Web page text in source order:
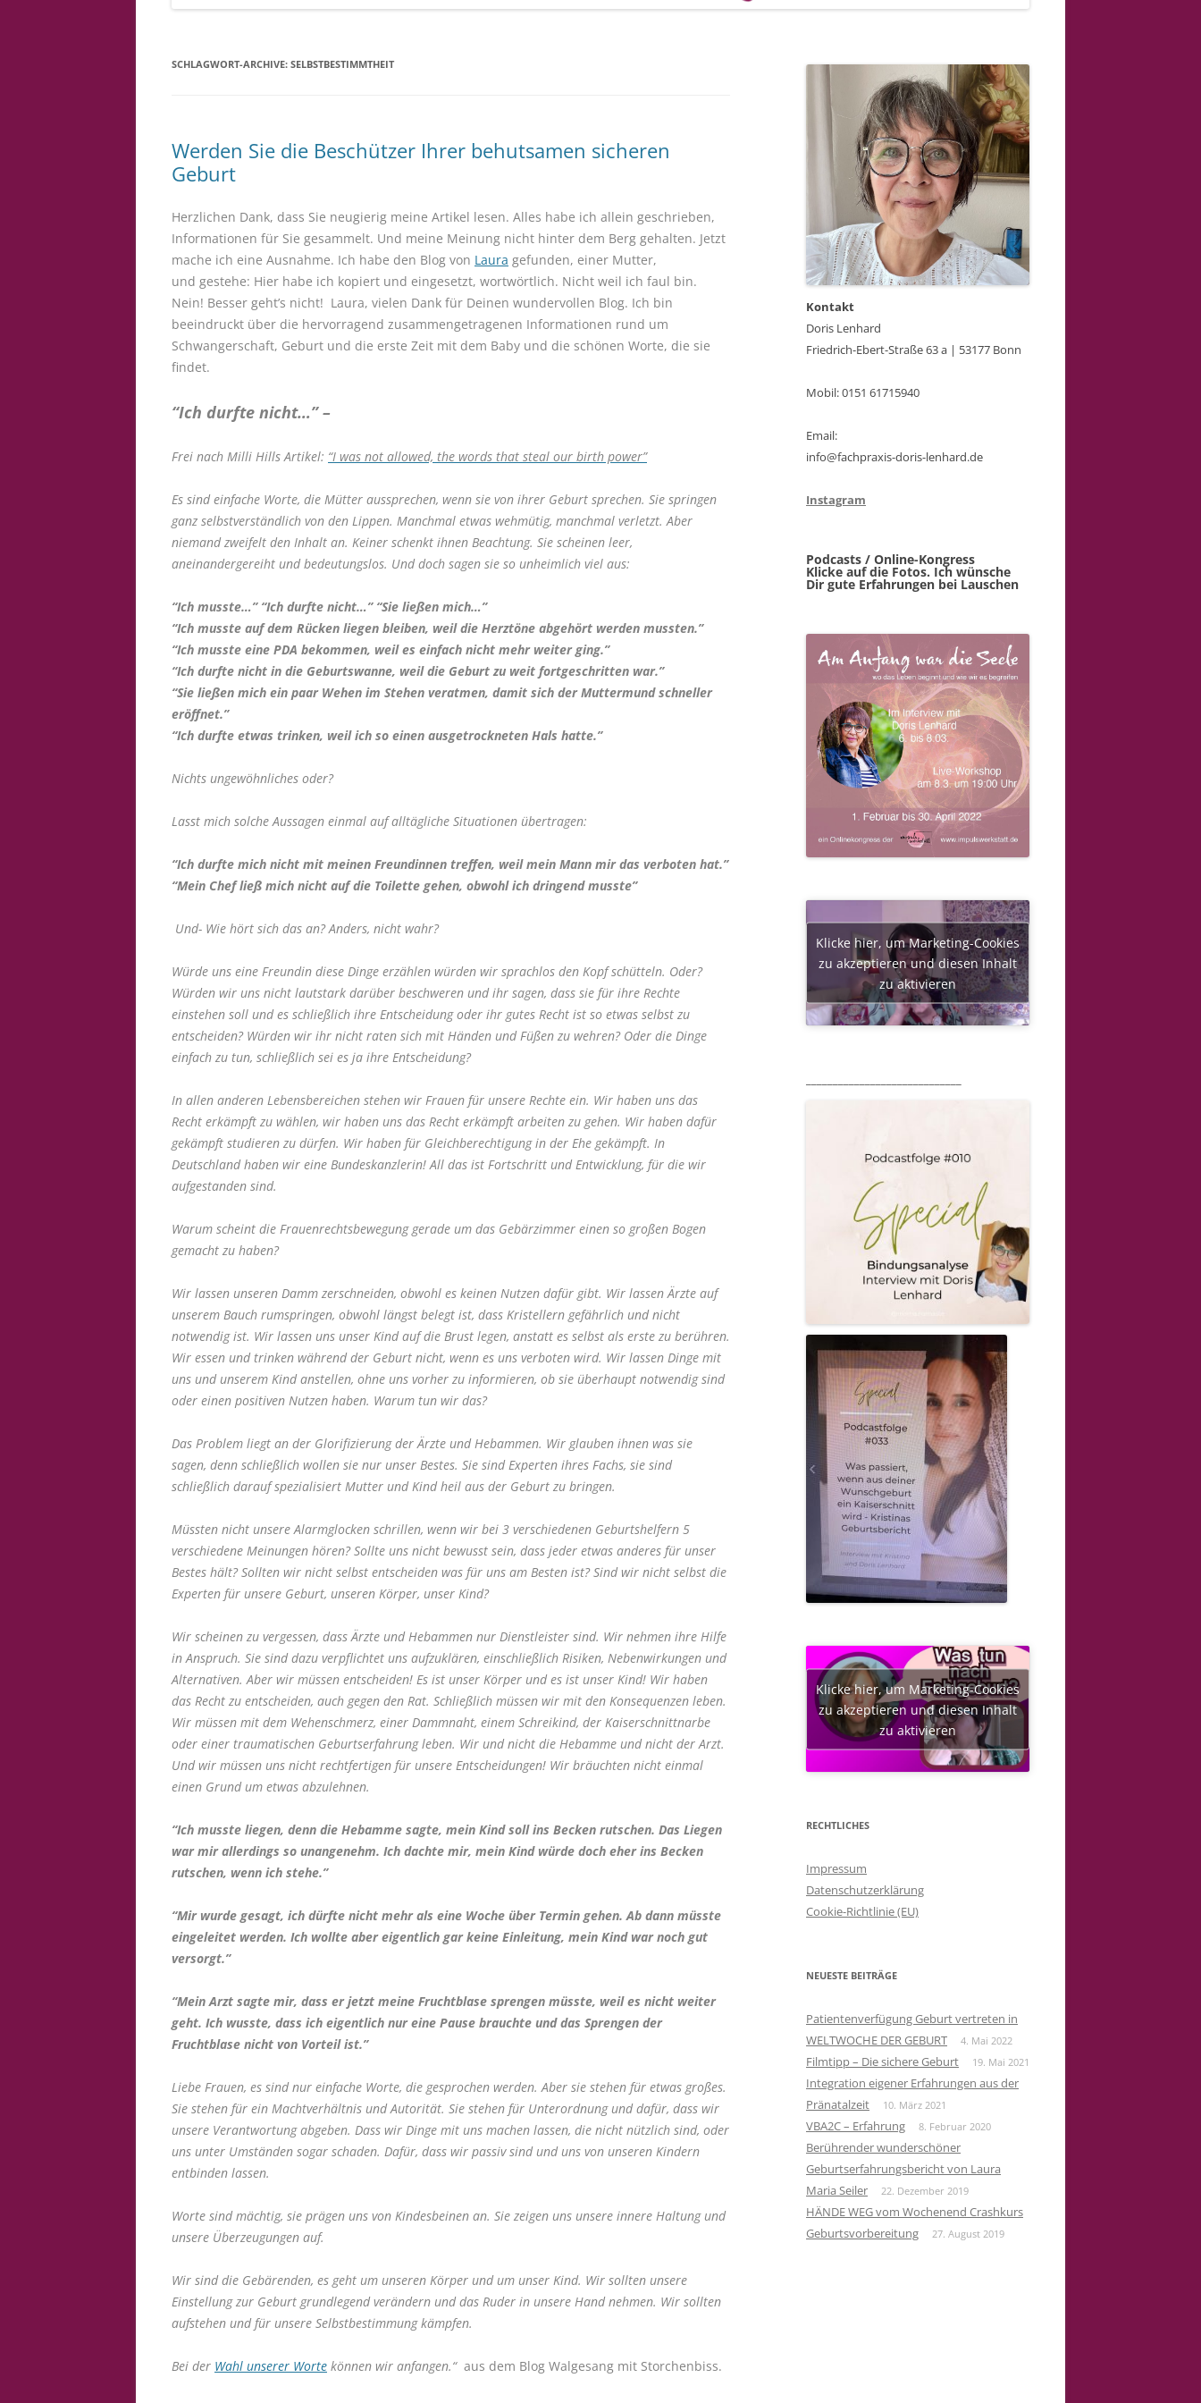
SCHLAGWORT-ARCHIVE: SELBSTBESTIMMTHEIT
Werden Sie die Beschützer Ihrer behutsamen sicheren
Geburt
Herzlichen Dank, dass Sie neugierig meine Artikel lesen. Alles habe ich allein geschrieben,
Informationen für Sie gesammelt. Und meine Meinung nicht hinter dem Berg gehalten. Jetzt
mache ich eine Ausnahme. Ich habe den Blog von Laura gefunden, einer Mutter,
und gestehe: Hier habe ich kopiert und eingesetzt, wortwörtlich. Nicht weil ich faul bin.
Nein! Besser geht’s nicht! Laura, vielen Dank für Deinen wundervollen Blog. Ich bin
beeindruckt über die hervorragend zusammengetragenen Informationen rund um
Schwangerschaft, Geburt und die erste Zeit mit dem Baby und die schönen Worte, die sie
findet.
“Ich durfte nicht…” –
Frei nach Milli Hills Artikel: “I was not allowed, the words that steal our birth power”
Es sind einfache Worte, die Mütter aussprechen, wenn sie von ihrer Geburt sprechen. Sie springen
ganz selbstverständlich von den Lippen. Manchmal etwas wehmütig, manchmal verletzt. Aber
niemand zweifelt den Inhalt an. Keiner schenkt ihnen Beachtung. Sie scheinen leer,
aneinandergereiht und bedeutungslos. Und doch sagen sie so unheimlich viel aus:
“Ich musste…” “Ich durfte nicht…” “Sie ließen mich…”
“Ich musste auf dem Rücken liegen bleiben, weil die Herztöne abgehört werden mussten.”
“Ich musste eine PDA bekommen, weil es einfach nicht mehr weiter ging.”
“Ich durfte nicht in die Geburtswanne, weil die Geburt zu weit fortgeschritten war.”
“Sie ließen mich ein paar Wehen im Stehen veratmen, damit sich der Muttermund schneller
eröffnet.”
“Ich durfte etwas trinken, weil ich so einen ausgetrockneten Hals hatte.”
Nichts ungewöhnliches oder?
Lasst mich solche Aussagen einmal auf alltägliche Situationen übertragen:
“Ich durfte mich nicht mit meinen Freundinnen treffen, weil mein Mann mir das verboten hat.”
“Mein Chef ließ mich nicht auf die Toilette gehen, obwohl ich dringend musste”
Und- Wie hört sich das an? Anders, nicht wahr?
Würde uns eine Freundin diese Dinge erzählen würden wir sprachlos den Kopf schütteln. Oder?
Würden wir uns nicht lautstark darüber beschweren und ihr sagen, dass sie für ihre Rechte
einstehen soll und es schließlich ihre Entscheidung oder ihr gutes Recht ist so etwas selbst zu
entscheiden? Würden wir ihr nicht raten sich mit Händen und Füßen zu wehren? Oder die Dinge
einfach zu tun, schließlich sei es ja ihre Entscheidung?
In allen anderen Lebensbereichen stehen wir Frauen für unsere Rechte ein. Wir haben uns das
Recht erkämpft zu wählen, wir haben uns das Recht erkämpft arbeiten zu gehen. Wir haben dafür
gekämpft studieren zu dürfen. Wir haben für Gleichberechtigung in der Ehe gekämpft. In
Deutschland haben wir eine Bundeskanzlerin! All das ist Fortschritt und Entwicklung, für die wir
aufgestanden sind.
Warum scheint die Frauenrechtsbewegung gerade um das Gebärzimmer einen so großen Bogen
gemacht zu haben?
Wir lassen unseren Damm zerschneiden, obwohl es keinen Nutzen dafür gibt. Wir lassen Ärzte auf
unserem Bauch rumspringen, obwohl längst belegt ist, dass Kristellern gefährlich und nicht
notwendig ist. Wir lassen uns unser Kind auf die Brust legen, anstatt es selbst als erste zu berühren.
Wir essen und trinken während der Geburt nicht, wenn es uns verboten wird. Wir lassen Dinge mit
uns und unserem Kind anstellen, ohne uns vorher zu informieren, ob sie überhaupt notwendig sind
oder einen positiven Nutzen haben. Warum tun wir das?
Das Problem liegt an der Glorifizierung der Ärzte und Hebammen. Wir glauben ihnen was sie
sagen, denn schließlich wollen sie nur unser Bestes. Sie sind Experten ihres Fachs, sie sind
schließlich darauf spezialisiert Mutter und Kind heil aus der Geburt zu bringen.
Müssten nicht unsere Alarmglocken schrillen, wenn wir bei 3 verschiedenen Geburtshelfern 5
verschiedene Meinungen hören? Sollte uns nicht bewusst sein, dass jeder etwas anderes für unser
Bestes hält? Sollten wir nicht selbst entscheiden was für uns am Besten ist? Sind wir nicht selbst die
Experten für unsere Geburt, unseren Körper, unser Kind?
Wir scheinen zu vergessen, dass Ärzte und Hebammen nur Dienstleister sind. Wir nehmen ihre Hilfe
in Anspruch. Sie sind dazu verpflichtet uns aufzuklären, einschließlich Risiken, Nebenwirkungen und
Alternativen. Aber wir müssen entscheiden! Es ist unser Körper und es ist unser Kind! Wir haben
das Recht zu entscheiden, auch gegen den Rat. Schließlich müssen wir mit den Konsequenzen leben.
Wir müssen mit dem Wehenschmerz, einer Dammnaht, einem Schreikind, der Kaiserschnittnarbe
oder einer traumatischen Geburtserfahrung leben. Wir und nicht die Hebamme und nicht der Arzt.
Und wir müssen uns nicht rechtfertigen für unsere Entscheidungen! Wir bräuchten nicht einmal
einen Grund um etwas abzulehnen.
“Ich musste liegen, denn die Hebamme sagte, mein Kind soll ins Becken rutschen. Das Liegen
war mir allerdings so unangenehm. Ich dachte mir, mein Kind würde doch eher ins Becken
rutschen, wenn ich stehe.”
“Mir wurde gesagt, ich dürfte nicht mehr als eine Woche über Termin gehen. Ab dann müsste
eingeleitet werden. Ich wollte aber eigentlich gar keine Einleitung, mein Kind war noch gut
versorgt.”
“Mein Arzt sagte mir, dass er jetzt meine Fruchtblase sprengen müsste, weil es nicht weiter
geht. Ich wusste, dass ich eigentlich nur eine Pause brauchte und das Sprengen der
Fruchtblase nicht von Vorteil ist.”
Liebe Frauen, es sind nur einfache Worte, die gesprochen werden. Aber sie stehen für etwas großes.
Sie stehen für ein Machtverhältnis und Autorität. Sie stehen für Unterordnung und dafür, dass wir
unsere Verantwortung abgeben. Dass wir Dinge mit uns machen lassen, die nicht nützlich sind, oder
uns unter Umständen sogar schaden. Dafür, dass wir passiv sind und uns von unseren Kindern
entbinden lassen.
Worte sind mächtig, sie prägen uns von Kindesbeinen an. Sie zeigen uns unsere innere Haltung und
unsere Überzeugungen auf.
Wir sind die Gebärenden, es geht um unseren Körper und um unser Kind. Wir sollten unsere
Einstellung zur Geburt grundlegend verändern und das Ruder in unsere Hand nehmen. Wir sollten
aufstehen und für unsere Selbstbestimmung kämpfen.
Bei der Wahl unserer Worte können wir anfangen.“ aus dem Blog Walgesang mit Storchenbiss.
Kontakt
Doris Lenhard
Friedrich-Ebert-Straße 63 a | 53177 Bonn
Mobil: 0151 61715940
Email:
info@fachpraxis-doris-lenhard.de
Instagram
Podcasts / Online-Kongress
Klicke auf die Fotos. Ich wünsche
Dir gute Erfahrungen bei Lauschen
Klicke hier, um Marketing-Cookies
zu akzeptieren und diesen Inhalt
zu aktivieren
Klicke hier, um Marketing-Cookies
zu akzeptieren und diesen Inhalt
zu aktivieren
RECHTLICHES
Impressum
Datenschutzerklärung
Cookie-Richtlinie (EU)
NEUESTE BEITRÄGE
Patientenverfügung Geburt vertreten in
WELTWOCHE DER GEBURT
4. Mai 2022
Filmtipp – Die sichere Geburt 19. Mai 2021
Integration eigener Erfahrungen aus der
Pränatalzeit
10. März 2021
VBA2C – Erfahrung 8. Februar 2020
Berührender wunderschöner
Geburtserfahrungsbericht von Laura
Maria Seiler
22. Dezember 2019
HÄNDE WEG vom Wochenend Crashkurs
Geburtsvorbereitung
27. August 2019